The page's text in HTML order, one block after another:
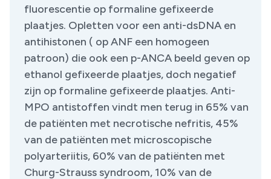
fluorescentie op formaline gefixeerde
plaatjes. Opletten voor een anti-dsDNA en
antihistonen ( op ANF een homogeen
patroon) die ook een p-ANCA beeld geven op
ethanol gefixeerde plaatjes, doch negatief
zijn op formaline gefixeerde plaatjes. Anti-
MPO antistoffen vindt men terug in 65% van
de patiënten met necrotische nefritis, 45%
van de patiënten met microscopische
polyarteriitis, 60% van de patiënten met
Churg-Strauss syndroom, 10% van de